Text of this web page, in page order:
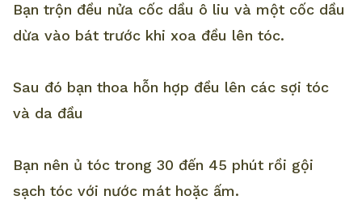
Bạn trộn đều nửa cốc dầu ô liu và một cốc dầu
dừa vào bát trước khi xoa đều lên tóc.
Sau đó bạn thoa hỗn hợp đều lên các sợi tóc
và da đầu
Bạn nên ủ tóc trong 30 đến 45 phút rồi gội
sạch tóc với nước mát hoặc ấm.